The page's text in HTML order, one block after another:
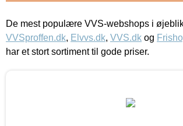
De mest populære VVS-webshops i
VVSproffen.dk, Elvvs.dk, VVS.dk og
har et stort sortiment til gode priser.